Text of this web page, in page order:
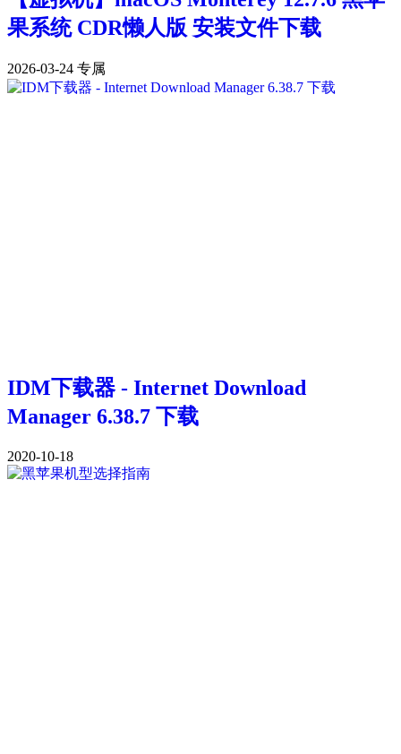
果系统 CDR懒人版 安装文件下载
2026-03-24 专属
IDM下载器 - Internet Download
Manager 6.38.7 下载
2020-10-18